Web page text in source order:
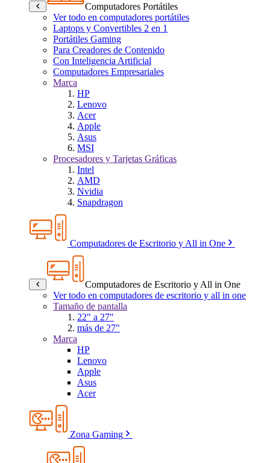
Computadores Portátiles
Ver todo en computadores portátiles
Laptops y Convertibles 2 en 1
Portátiles Gaming
Para Creadores de Contenido
Con Inteligencia Artificial
Computadores Empresariales
Marca
HP
Lenovo
Acer
Apple
Asus
MSI
Procesadores y Tarjetas Gráficas
Intel
AMD
Nvidia
Snapdragon
Computadores de Escritorio y All in One
Computadores de Escritorio y All in One
Ver todo en computadores de escritorio y all in one
Tamaño de pantalla
22" a 27"
más de 27"
Marca
HP
Lenovo
Apple
Asus
Acer
Zona Gaming